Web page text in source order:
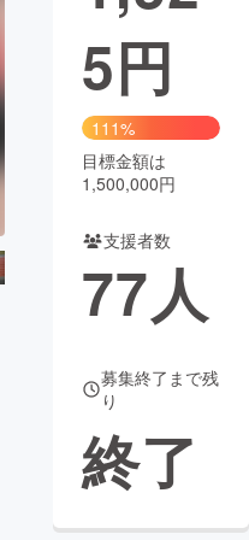
CAMPFIRE Creation
ya コミュニティ
5円
111%
目標金額は
1,500,000円
支援者数
77人
募集終了まで残
り
終了